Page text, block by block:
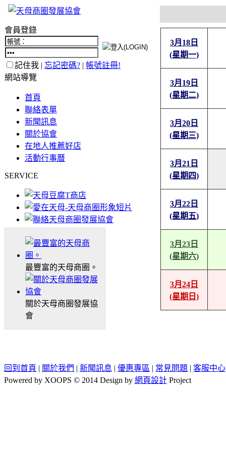
會員登錄
記住我 | 忘記密碼? | 帳號註冊!
網站導覽
首頁
聯絡表單
新聞訊息
關於協會
在地人推薦好店
活動行事曆
SERVICE
最豐富的天母商圈。
關於天母商圈發展協
會
3月18日
(星期一)
3月19日
(星期二)
3月20日
(星期三)
3月21日
(星期四)
3月22日
(星期五)
3月23日
(星期六)
3月24日
(星期日)
回到首頁 | 關於我們 | 新聞訊息 | 優惠專區 | 常見問題 | 客服中心
Powered by XOOPS © 2014 Design by 網頁設計 Project